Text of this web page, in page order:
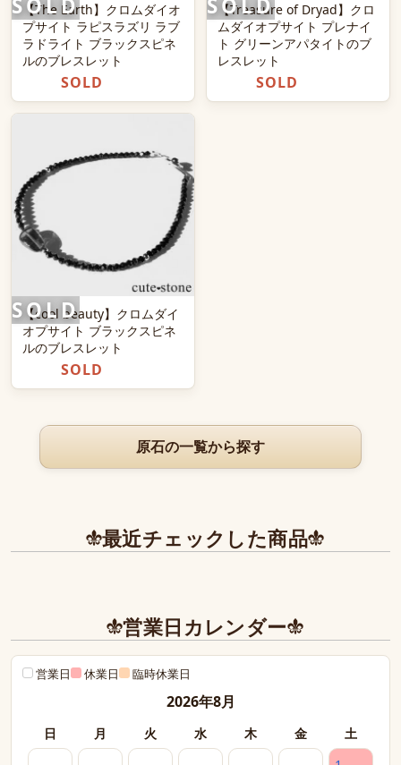
【The Earth】クロムダイオ
プサイト ラピスラズリ ラブ
ラドライト ブラックスピネ
ルのブレスレット
【Treasure of Dryad】クロ
ムダイオプサイト プレナイ
ト グリーンアパタイトのブ
レスレット
【cool beauty】クロムダイ
オプサイト ブラックスピネ
ルのブレスレット
原石の一覧から探す
最近チェックした商品
営業日カレンダー
営業日 休業日 臨時休業日
2026年8月
日 月 火 水 木 金
土